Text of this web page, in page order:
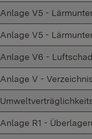
Anlage V5 -
Anlage V5 -
Anlage V6 -
Anlage V -
Anlage R1 -